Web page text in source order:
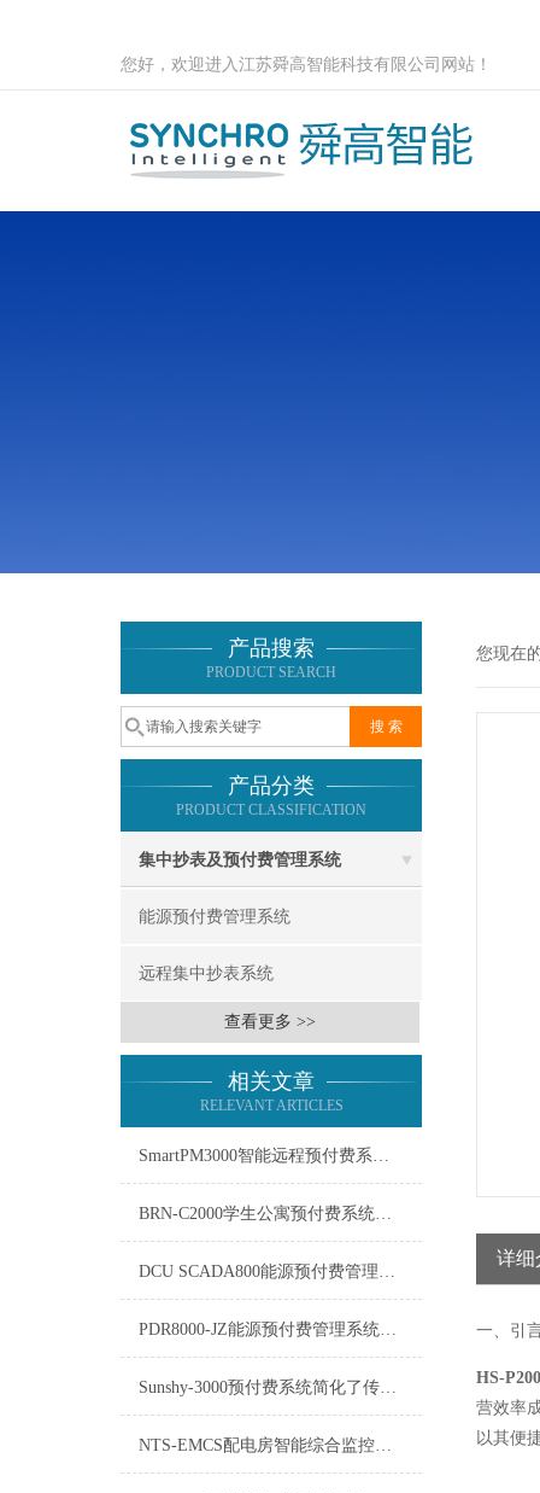
您好，欢迎进入江苏舜高智能科技有限公司网站！
产品搜索
PRODUCT SEARCH
产品分类
PRODUCT CLASSIFICATION
集中抄表及预付费管理系统
能源预付费管理系统
远程集中抄表系统
查看更多 >>
相关文章
RELEVANT ARTICLES
SmartPM3000智能远程预付费系统在能源管理领域中发挥着重要作用
BRN-C2000学生公寓预付费系统的软件需要及时更新
DCU SCADA800能源预付费管理系统介绍
PDR8000-JZ能源预付费管理系统：重塑能源消费与管理的未来
Sunshy-3000预付费系统简化了传统的收费流程
NTS-EMCS配电房智能综合监控系统NTS-EMCS方案
您现在
详细
一、引
HS-
营效率
以其便